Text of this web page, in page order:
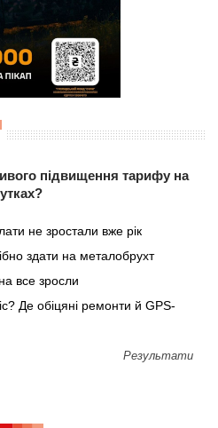
підвищення тарифу на
не зростали вже рік
здати на металобрухт
все зросли
Де обіцяні ремонти й GPS-
Результати